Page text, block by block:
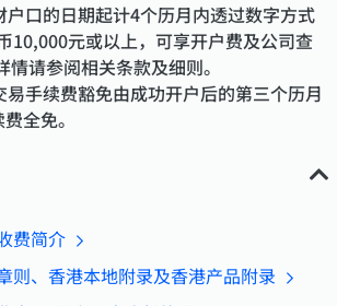
户口的日期起计4个历月内透过数字方式
10,000元或以上，可享开户费及公司查
请参阅相关条款及细则。
手续费豁免由成功开户后的第三个历月
全免。
费简介
则、香港本地附录及香港产品附录